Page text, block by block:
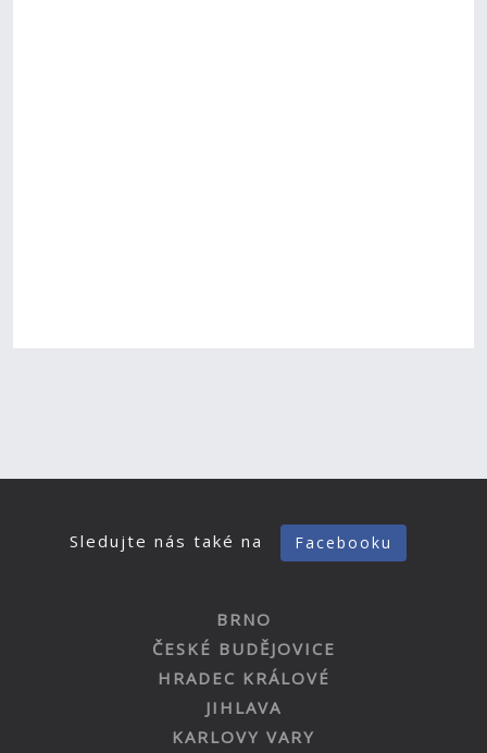
Sledujte nás také na Facebooku
BRNO
ČESKÉ BUDĚJOVICE
HRADEC KRÁLOVÉ
JIHLAVA
KARLOVY VARY